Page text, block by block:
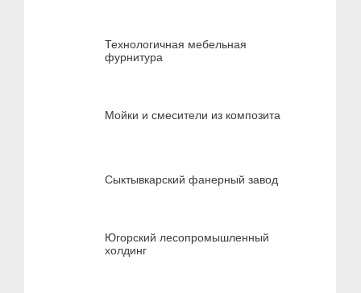
Технологичная мебельная
фурнитура
Мойки и смесители из композита
Сыктывкарский фанерный завод
Югорский лесопромышленный
холдинг